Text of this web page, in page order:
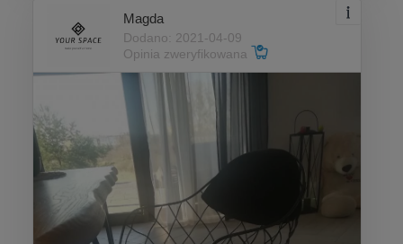
Magda
Dodano: 2021-04-09
Opinia zweryfikowana